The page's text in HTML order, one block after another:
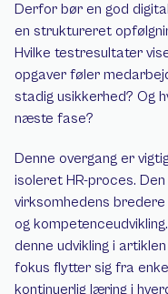
Derfor bør en god
en struktureret
Hvilke testresultater
opgaver føler
stadig usikkerhed? Og
næste fase?
Denne overgang er
isoleret HR-proces.
virksomhedens
og
denne udvikling i artiklen
fokus flytter sig fra
kontinuerlig læring i